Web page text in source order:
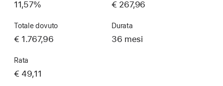
11,57% € 267,96
Totale dovuto
€ 1.767,96
Durata
36 mesi
Rata
€ 49,11